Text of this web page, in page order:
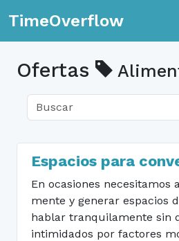
TimeOverflow
Ofertas
Espacios para
En ocasiones necesitamos
mente y generar espacios
hablar tranquilamente sin
intimidados por factores